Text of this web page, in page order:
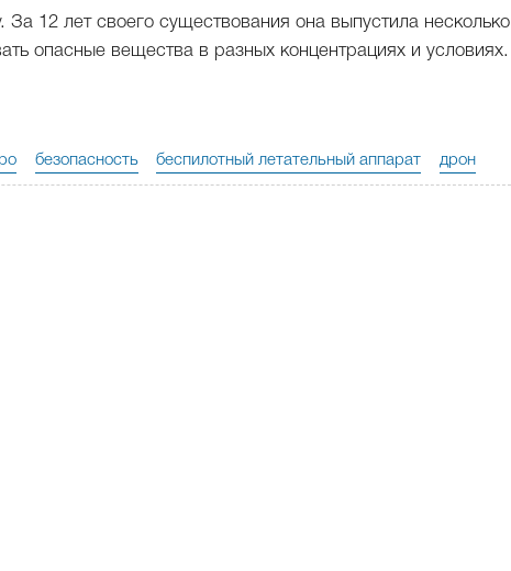
12 лет своего существования она выпустила несколько
опасные вещества в разных концентрациях и условиях.
безопасность беспилотный летательный аппарат дрон